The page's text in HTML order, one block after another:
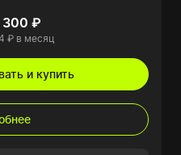
300 ₽
₽ в месяц
и купить